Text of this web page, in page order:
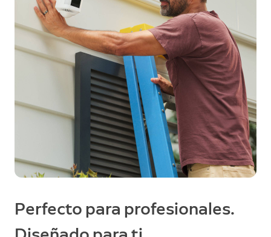
Perfecto para profesionales.